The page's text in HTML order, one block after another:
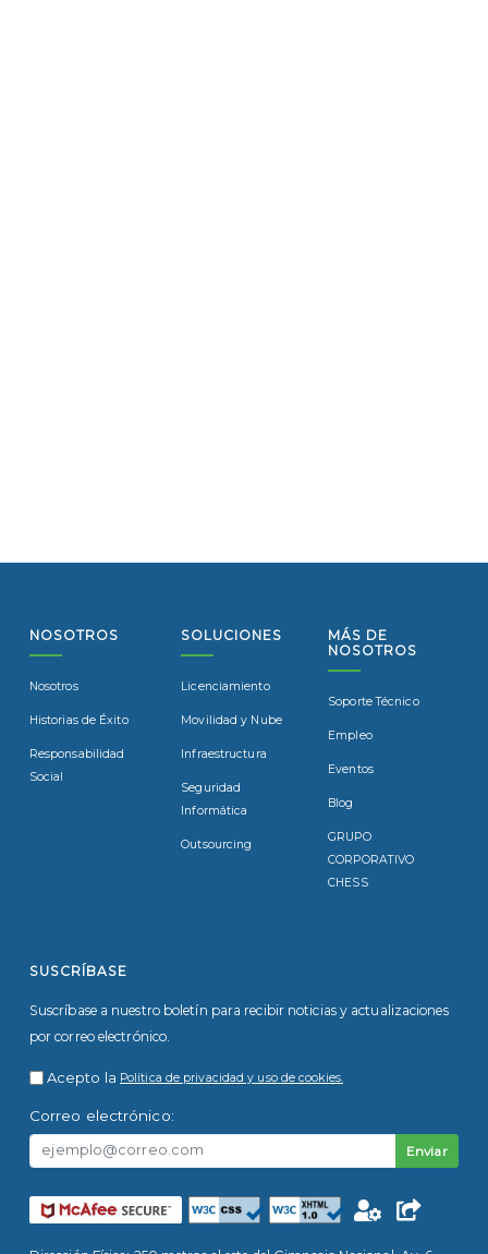
NOSOTROS
Nosotros
Historias de Éxito
Responsabilidad
Social
SOLUCIONES
Licenciamiento
Movilidad y Nube
Infraestructura
Seguridad
Informática
Outsourcing
MÁS DE
NOSOTROS
Soporte Técnico
Empleo
Eventos
Blog
GRUPO
CORPORATIVO
CHESS
SUSCRÍBASE
Suscríbase a nuestro boletín para recibir noticias y actualizaciones
por correo electrónico.
Acepto la Política de privacidad y uso de cookies.
Correo electrónico:
Enviar